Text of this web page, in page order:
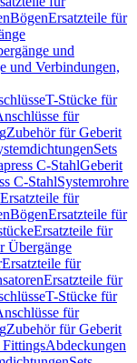
BögenErsatzteile für
und
und Verbindungen,
T-Stücke für
für
Zubehör für Geberit
Sets
C-StahlGeberit
C-StahlSystemrohre
Ersatzteile für
BögenErsatzteile für
Ersatzteile für
Übergänge
Ersatzteile für
Ersatzteile für
T-Stücke für
für
Zubehör für Geberit
Abdeckungen